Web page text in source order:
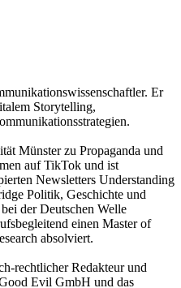
Er
Storytelling,
Münster zu Propaganda und
auf TikTok und ist
Newsletters Understanding
Politik, Geschichte und
der Deutschen Welle
einen Master of
absolviert.
rechtlicher Redakteur und
Evil GmbH und das